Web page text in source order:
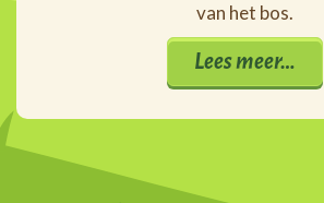
van het bos.
Lees meer…